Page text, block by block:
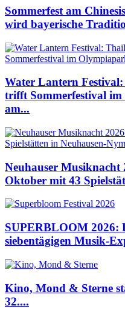
Sommerfest am
wird bayerische
Water Lantern
trifft Sommerfestival
am...
Neuhauser Musiknacht
Oktober mit 43
SUPERBLOOM 2026:
siebentägigen Musik-
Kino, Mond & Sterne
32....